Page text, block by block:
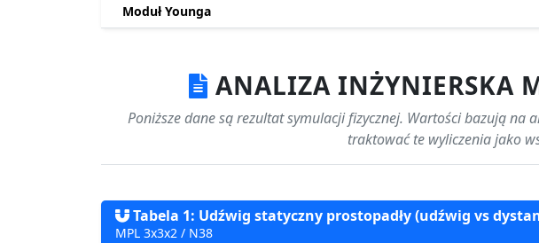
Moduł Younga
ANALIZA INŻYNIERSKA
Poniższe dane są rezultat symulacji fizycznej. Wartości bazują na
traktować te wyliczenia jako
Tabela 1: Udźwig statyczny prostopadły (udźwig vs
MPL 3x3x2 / N38